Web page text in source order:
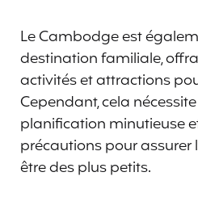
Le Cambodge est
destination familiale,
activités et attractions
Cependant, cela
planification minutieuse
précautions pour assurer
être des plus petits.